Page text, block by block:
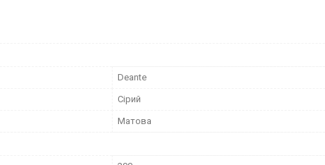
Deante
Сірий
Матова